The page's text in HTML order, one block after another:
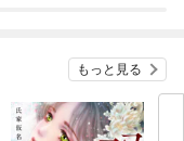
もっと見る